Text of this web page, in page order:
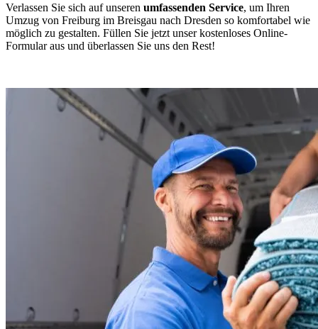
Verlassen Sie sich auf unseren umfassenden Service, um Ihren
Umzug von Freiburg im Breisgau nach Dresden so komfortabel wie
möglich zu gestalten. Füllen Sie jetzt unser kostenloses Online-
Formular aus und überlassen Sie uns den Rest!